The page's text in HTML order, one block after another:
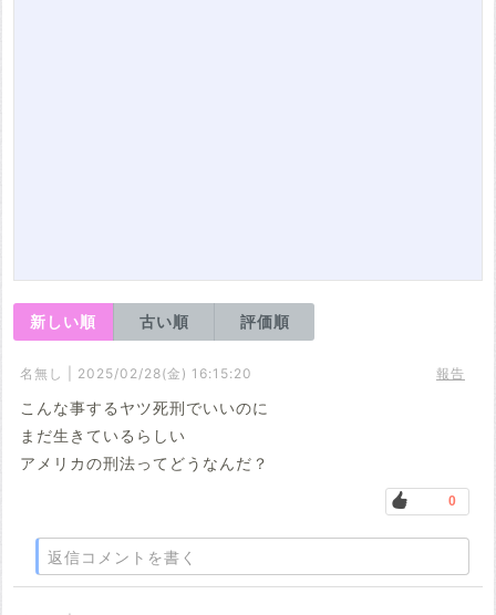
新しい順 古い順 評価順
名無し | 2025/02/28(金) 16:15:20 報告
こんな事するヤツ死刑でいいのに
まだ生きているらしい
アメリカの刑法ってどうなんだ？
0
返信コメントを書く